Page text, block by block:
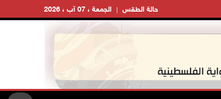
الجمعة ، 07 آب ، 2026 حالة الطقس